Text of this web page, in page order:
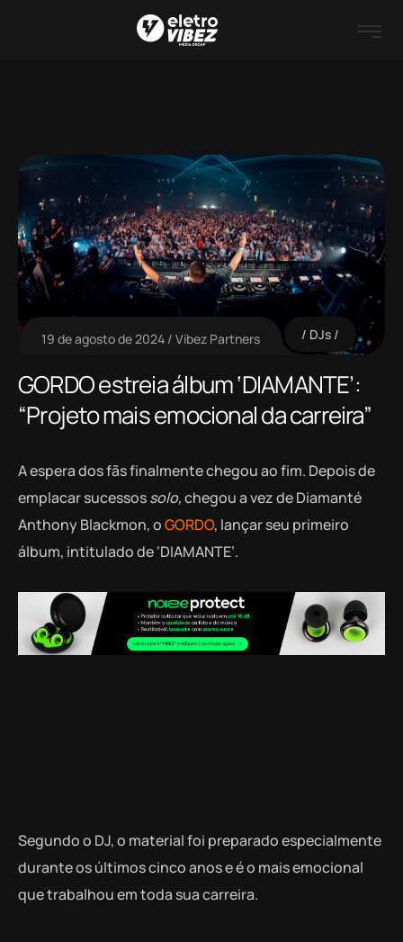
19 de agosto de 2024 Vibez Partners DJs
GORDO estreia álbum ‘DIAMANTE’:
“Projeto mais emocional da carreira”
A espera dos fãs finalmente chegou ao fim. Depois de
emplacar sucessossolo,chegou a vez de Diamanté
Anthony Blackmon, oGORDO, lançar seu primeiro
álbum, intitulado de ‘DIAMANTE’.
Segundo o DJ, o material foi preparado especialmente
durante os últimos cinco anos e é o mais emocional
que trabalhou em toda sua carreira.